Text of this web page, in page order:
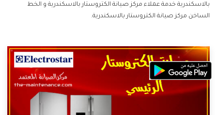
بالاسكندرية خدمة عملاء مركز صيانة الكتروستار بالاسكندرية و الخط
الساخن مركز صيانة الكتروستار بالاسكندرية.